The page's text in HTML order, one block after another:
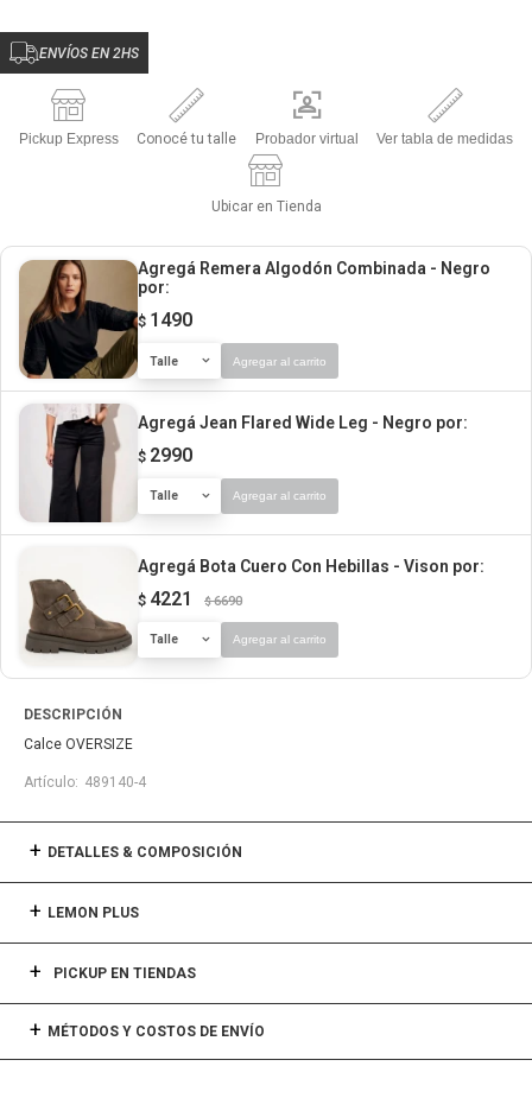
ENVÍOS EN 2HS
Pickup Express Conocé tu talle Probador virtual Ver tabla de medidas
Ubicar en Tienda
Agregá Remera Algodón Combinada - Negro
por:
$ 1490
Talle Agregar al carrito
Agregá Jean Flared Wide Leg - Negro por:
$ 2990
Talle Agregar al carrito
Agregá Bota Cuero Con Hebillas - Vison por:
$ 4221 $ 6690
Talle Agregar al carrito
DESCRIPCIÓN
Calce OVERSIZE
489140-4
DETALLES & COMPOSICIÓN
LEMON PLUS
PICKUP EN TIENDAS
MÉTODOS Y COSTOS DE ENVÍO